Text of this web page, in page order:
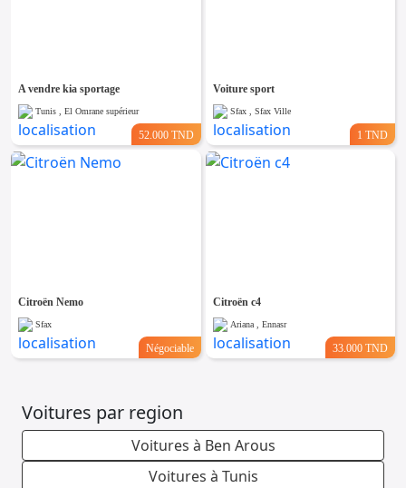
A vendre kia sportage
Tunis , El Omrane supérieur
52.000 TND
Voiture sport
Sfax , Sfax Ville
1 TND
Citroën Nemo
Sfax
Négociable
Citroën c4
Ariana , Ennasr
33.000 TND
Voitures par region
Voitures à Ben Arous
Voitures à Tunis